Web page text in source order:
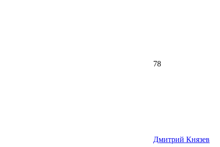
78
Дмитрий Князев